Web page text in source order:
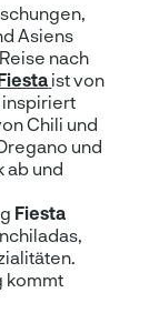
Asiens
nach
ist von
inspiriert
Chili und
und
ab und
Fiesta
kommt